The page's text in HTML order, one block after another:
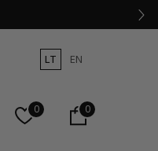
LT EN
0 0